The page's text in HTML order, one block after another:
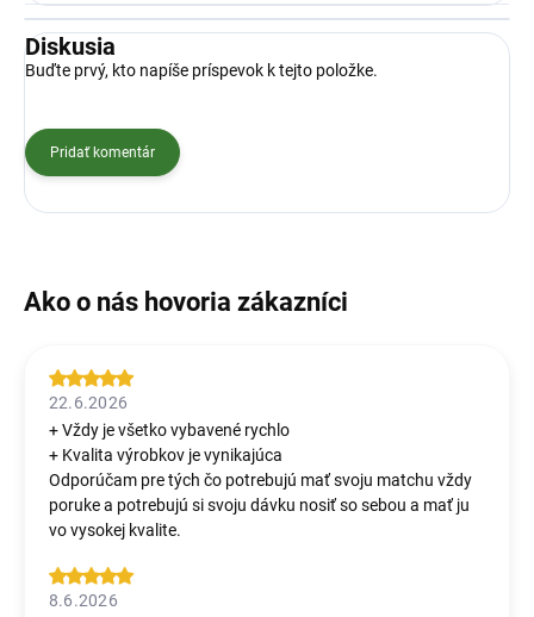
Diskusia
Buďte prvý, kto napíše príspevok k tejto položke.
Pridať komentár
22.6.2026
+ Vždy je všetko vybavené rychlo
+ Kvalita výrobkov je vynikajúca
Odporúčam pre tých čo potrebujú mať svoju matchu vždy
poruke a potrebujú si svoju dávku nosiť so sebou a mať ju
vo vysokej kvalite.
8.6.2026